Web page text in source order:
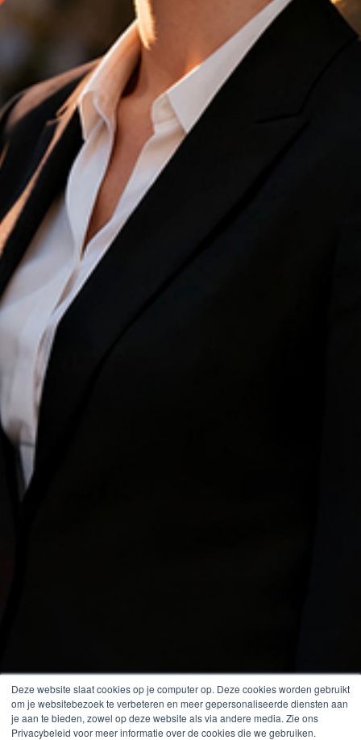
Deze website slaat cookies op je computer op. Deze cookies worden gebruikt
om je websitebezoek te verbeteren en meer gepersonaliseerde diensten aan
je aan te bieden, zowel op deze website als via andere media. Zie ons
Privacybeleid voor meer informatie over de cookies die we gebruiken.